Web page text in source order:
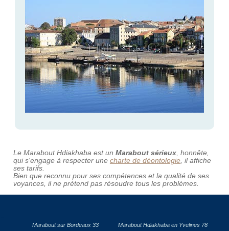
Le Marabout Hdiakhaba est un Marabout sérieux, honnête,
qui s'engage à respecter une charte de déontologie, il affiche
ses tarifs.
Bien que reconnu pour ses compétences et la qualité de ses
voyances, il ne prétend pas résoudre tous les problèmes.
Marabout sur Bordeaux 33 Marabout Hdiakhaba en Yvelines 78